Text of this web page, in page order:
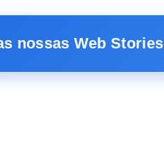
nossas Web Stories